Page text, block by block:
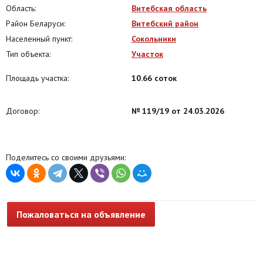
Область:
Витебская область
Район Беларуси:
Витебский район
Населенный пункт:
Сокольники
Тип объекта:
Участок
Площадь участка: 10.66 соток
Договор: № 119/19 от 24.03.2026
Поделитесь со своими друзьями:
Пожаловаться на объявление